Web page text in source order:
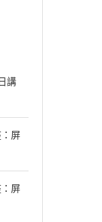
講
屏
屏